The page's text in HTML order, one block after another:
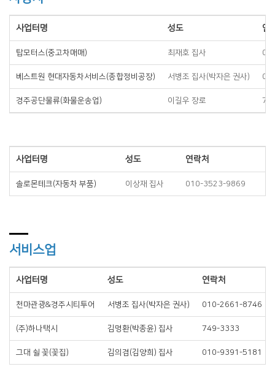
사업터명 성도 연
탑모터스(중고차매매) 최재호 집사
베스트원 현대자동차서비스(종합정비공장) 서병조 집사(박자은 권사)
경주공단물류(화물운송업) 이길우 장로
사업터명 성도 연락처
솔로몬테크(자동차 부품) 이상재 집사 010-3523-9869
서비스업
사업터명 성도 연락처
천마관광&경주시티투어 서병조 집사(박자은 권사) 010-2661-8746
(주)하나택시 김명환(박종윤) 집사 749-3333
그대 쉴 꽃(꽃집) 김의겸(김양희) 집사 010-9391-5181